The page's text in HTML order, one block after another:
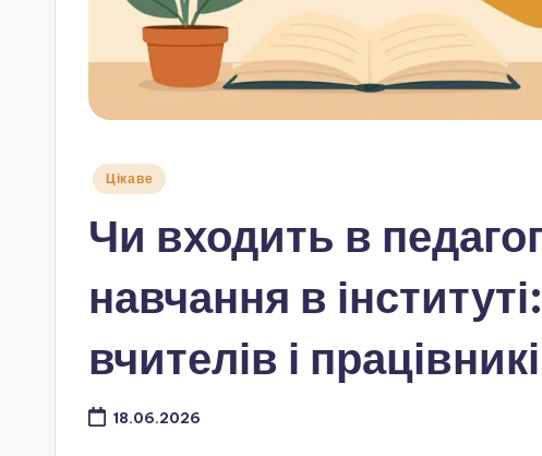
Опубліковано
Цікаве
Чи входить в
навчання в
вчителів і
18.06.2026